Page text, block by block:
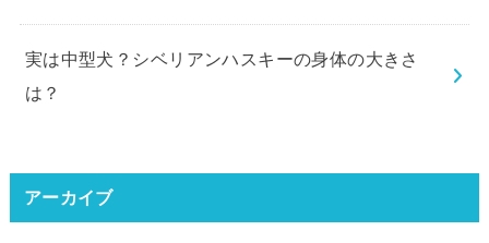
実は中型犬？シベリアンハスキーの身体の大きさ
は？
アーカイブ